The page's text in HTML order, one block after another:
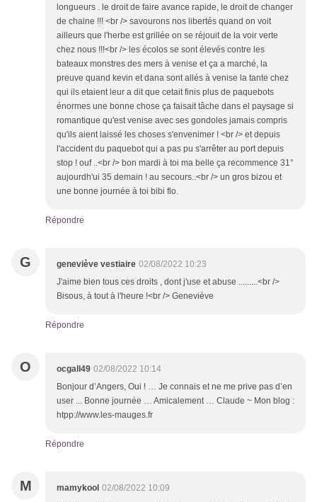
longueurs . le droit de faire avance rapide, le droit de changer
de chaine !!! <br /> savourons nos libertés quand on voit
ailleurs que l'herbe est grillée on se réjouit de la voir verte
chez nous !!!<br /> les écolos se sont élevés contre les
bateaux monstres des mers à venise et ça a marché, la
preuve quand kevin et dana sont allés à venise la tante chez
qui ils etaient leur a dit que cetait finis plus de paquebots
énormes une bonne chose ça faisait tâche dans el paysage si
romantique qu'est venise avec ses gondoles jamais compris
qu'ils aient laissé les choses s'envenimer ! <br /> et depuis
l'accident du paquebot qui a pas pu s'arrêter au port depuis
stop ! ouf ..<br /> bon mardi à toi ma belle ça recommence 31°
aujourdh'ui 35 demain ! au secours..<br /> un gros bizou et
une bonne journée à toi bibi flo.
Répondre
G geneviève vestiaire 02/08/2022 10:23
J'aime bien tous ces droits , dont j'use et abuse .........<br />
Bisous, à tout à l'heure !<br /> Geneviève
Répondre
O ocgall49 02/08/2022 10:14
Bonjour d’Angers, Oui ! … Je connais et ne me prive pas d’en
user ... Bonne journée … Amicalement … Claude ~ Mon blog :
htpp://www.les-mauges.fr
Répondre
M mamykool 02/08/2022 10:09